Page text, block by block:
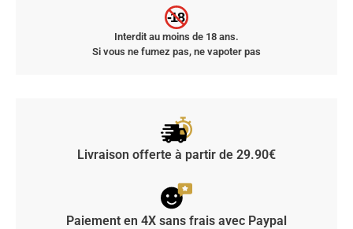
-18
Interdit au moins de 18 ans.
Si vous ne fumez pas, ne vapoter pas
Livraison offerte à partir de 29.90€
Paiement en 4X sans frais avec Paypal